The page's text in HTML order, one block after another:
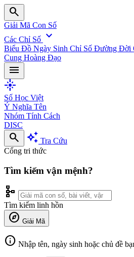
search
Giải Mã Con Số
Các Chỉ Số expand_more
Biểu Đồ Ngày Sinh Chỉ Số Đường Đời
Cung Hoàng Đạo
menu
flare
Số Học Việt
Ý Nghĩa Tên
Nhóm Tính Cách
DISC
search auto_awesome Tra Cứu
Cổng tri thức
Tìm kiếm vận mệnh?
schema
Tìm kiếm linh hồn
explore Giải Mã
info Nhập tên, ngày sinh hoặc chủ đề